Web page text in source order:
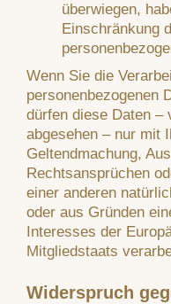
überwiegen,
Einschränkung
Wenn Sie die
personenbezogenen
dürfen diese Daten –
abgesehen – nur mit
Geltendmachung,
Rechtsansprüchen
einer anderen
oder aus Gründen
Interesses der
Mitgliedstaats
Widerspruch